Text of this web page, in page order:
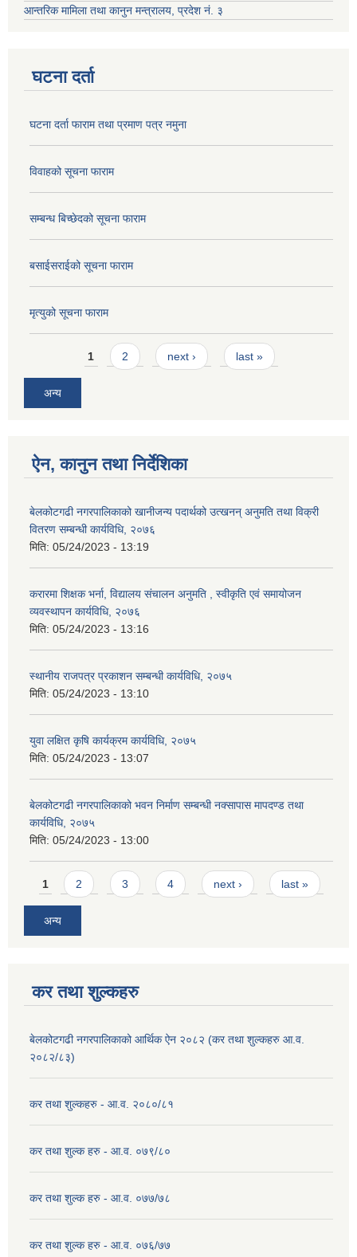
आन्तरिक मामिला तथा कानुन मन्त्रालय, प्रदेश नं. ३
घटना दर्ता
घटना दर्ता फाराम तथा प्रमाण पत्र नमुना
विवाहको सूचना फाराम
सम्बन्ध बिच्छेदको सूचना फाराम
बसाईसराईको सूचना फाराम
मृत्युको सूचना फाराम
Pages1 2 next › last »
अन्य
ऐन, कानुन तथा निर्देशिका
बेलकोटगढी नगरपालिकाको खानीजन्य पदार्थको उत्खनन् अनुमति तथा विक्री
वितरण सम्बन्धी कार्यविधि, २०७६
मिति: 05/24/2023 - 13:19
करारमा शिक्षक भर्ना, विद्यालय संचालन अनुमति , स्वीकृति एवं समायोजन
व्यवस्थापन कार्यविधि, २०७६
मिति: 05/24/2023 - 13:16
स्थानीय राजपत्र प्रकाशन सम्बन्धी कार्यविधि, २०७५
मिति: 05/24/2023 - 13:10
युवा लक्षित कृषि कार्यक्रम कार्यविधि, २०७५
मिति: 05/24/2023 - 13:07
बेलकोटगढी नगरपालिकाको भवन निर्माण सम्बन्धी नक्सापास मापदण्ड तथा
कार्यविधि, २०७५
मिति: 05/24/2023 - 13:00
Pages
1 2 3 4 next › last »
अन्य
कर तथा शुल्कहरु
बेलकोटगढी नगरपालिकाको आर्थिक ऐन २०८२ (कर तथा शुल्कहरु आ.व.
२०८२/८३)
कर तथा शुल्कहरु - आ.व. २०८०/८१
कर तथा शुल्क हरु - आ.व. ०७९/८०
कर तथा शुल्क हरु - आ.व. ०७७/७८
कर तथा शुल्क हरु - आ.व. ०७६/७७